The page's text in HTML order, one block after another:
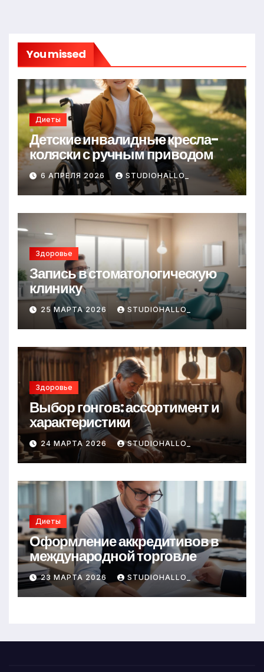
You missed
Диеты
Детские инвалидные кресла-
коляски с ручным приводом
6 АПРЕЛЯ 2026 STUDIOHALLO_
Здоровье
Запись в стоматологическую
клинику
25 МАРТА 2026 STUDIOHALLO_
Здоровье
Выбор гонгов: ассортимент и
характеристики
24 МАРТА 2026 STUDIOHALLO_
Диеты
Оформление аккредитивов в
международной торговле
23 МАРТА 2026 STUDIOHALLO_